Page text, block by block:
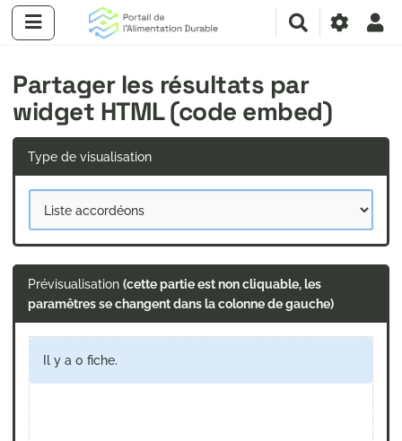
h
r
c
e
r
Partager les résultats par
widget HTML (code embed)
Type de visualisation
Prévisualisation (cette partie est non cliquable, les
paramêtres se changent dans la colonne de gauche)